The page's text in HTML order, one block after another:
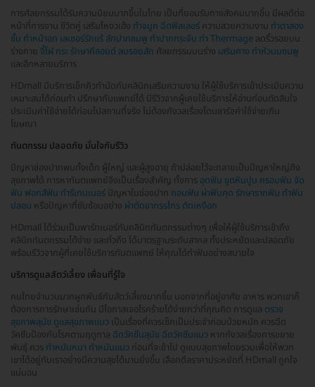
การศัลยกรรมได้รับความนิยมมากขึ้นในไทย เป็นที่ยอมรับทางสังคมมากขึ้น มีผลดีต่อ
หน้าที่การงาน ชีวิตคู่ เสริมโหงวเฮ้ง ทำจมูก ฉีดฟิลเลอร์ ความสวยความงาม ทำตาสอง
ชั้น ทำหน้าอก เลเซอร์รักแร้ สักปากชมพู ทำปากกระจับ ทำ Thermage
ร่างกาย จี้ไฝ กระ รักษาคีลอยด์ ลบรอยสัก ศัลยกรรมบนร่าง เสริมคาง ทำหัวนมชมพู
และอีกหลายบริการ
HDmall มีบริการเช็กคิวทำนัดกับคลินิกเสริมความงาม ให้ผู้ใช้บริการเข้าประเมินความ
เหมาะสมได้ก่อนทำ ปรึกษากับแพทย์ได้ มีรีวิวจากผู้เคยใช้บริการให้อ่านก่อนตัดสินใจ
ประเมินค่าใช้จ่ายได้ก่อนไปสถานที่จริง ไม่ต้องกังวลเรื่องโดนชาร์จค่าใช้จ่ายเกิน
โฆษณา
ทันตกรรม ปลอดภัย มั่นใจกับรีวิว
ปัญหาช่องปากพบทั้งเด็ก ผู้ใหญ่ และผู้สูงอายุ ถ้าปล่อยไว้จะกลายเป็นปัญหาใหญ่ถึง
สุขภาพได้ การหาทันตแพทย์จึงเป็นเรื่องสำคัญ ทั้งการ อุดฟัน ขูดหินปูน ครอบฟัน จัด
ฟัน ฟอกสีฟัน ทำรีเทนเนอร์ ปัญหาในช่องปาก ถอนฟัน ผ่าฟันคุด รักษารากฟัน ทำฟัน
ปลอม หรือปัญหาที่ซับซ้อนอย่าง ผ่าตัดขากรรไกร ตัดเหงือก
HDmall ได้ร่วมเป็นพาร์ทเนอร์กับคลินิกทันตกรรมต่างๆ เพื่อให้ผู้ใช้บริการเข้าถึง
คลินิกทันตกรรมได้ง่าย และทั่วถึง ได้มาตรฐานระดับสากล ทั้งประหยัดและปลอดภัย
พร้อมรีวิวจากผู้ที่เคยใช้บริการทันตแพทย์ ให้คุณได้ทำฟันอย่างสบายใจ
บริการดูแลสัตว์เลี้ยง เพื่อนที่รู้ใจ
คนไทยจำนวนมากผูกพันธ์กับสัตว์เลี้ยงมากขึ้น นอกจากที่อยู่อาศัย อาหาร พวกเขาก็
ต้องการการรักษาเช่นกัน มีโอกาสเจอโรคร้ายได้ง่ายกว่าที่คุณคิด การดูแล ตรวจ
สุขภาพสุนัข ดูแลสุขภาพแมว
วัคซีนป้องกันโรคตามฤดูกาล ฉีดวัคซีนสุนัข ฉีดวัคซีนแมว
พันธุ์ ควร ทำหมันหมา ทำหมันแมว
เขาได้อยู่กับเราอย่างมีความสุขได้นานยิ่งขึ้น เลือกดีลราคาประหยัดที่ HDmall ถูกใจ
แน่นอน